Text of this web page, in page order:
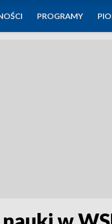
PROGRAMY